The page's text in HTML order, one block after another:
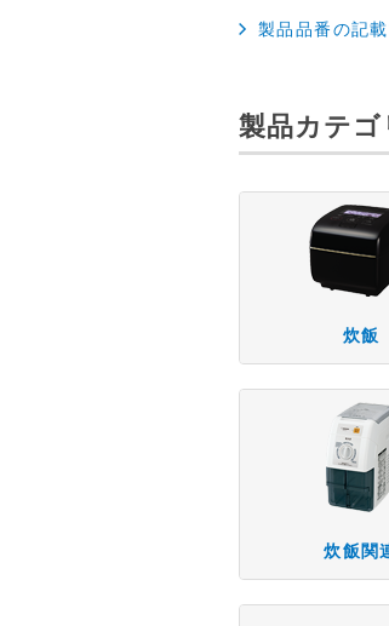
製品品番の記
製品カテ
炊飯
炊飯関